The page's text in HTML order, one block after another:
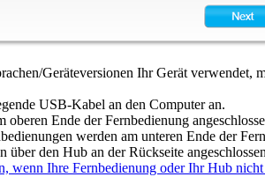
Geräteversionen Ihr Gerät verwendet,
USB-Kabel an den Computer an.
Ende der Fernbedienung
werden am unteren Ende der
den Hub an der Rückseite
wenn Ihre Fernbedienung oder Ihr Hub